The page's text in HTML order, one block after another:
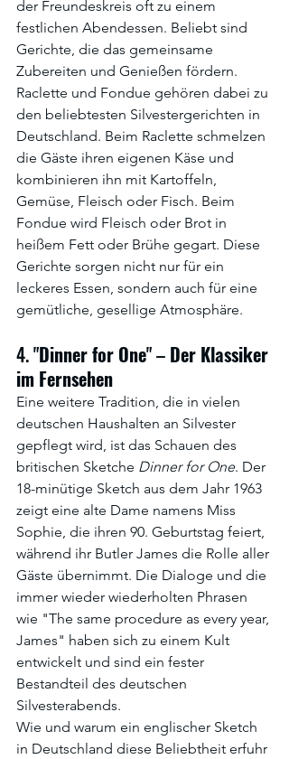
der Freundeskreis oft zu einem
festlichen Abendessen. Beliebt sind
Gerichte, die das gemeinsame
Zubereiten und Genießen fördern.
Raclette und Fondue gehören dabei zu
den beliebtesten Silvestergerichten in
Deutschland. Beim Raclette schmelzen
die Gäste ihren eigenen Käse und
kombinieren ihn mit Kartoffeln,
Gemüse, Fleisch oder Fisch. Beim
Fondue wird Fleisch oder Brot in
heißem Fett oder Brühe gegart. Diese
Gerichte sorgen nicht nur für ein
leckeres Essen, sondern auch für eine
gemütliche, gesellige Atmosphäre.
4. "Dinnerfor One" – Der Klassiker
im Fernsehen
Eine weitere Tradition, die in vielen
deutschen Haushalten an Silvester
gepflegt wird, ist das Schauen des
britischen Sketche Dinner for One. Der
18-minütige Sketch aus dem Jahr 1963
zeigt eine alte Dame namens Miss
Sophie, die ihren 90. Geburtstag feiert,
während ihr Butler James die Rolle aller
Gäste übernimmt. Die Dialoge und die
immer wieder wiederholten Phrasen
wie "The same procedure as every year,
James" haben sich zu einem Kult
entwickelt und sind ein fester
Bestandteil des deutschen
Silvesterabends.
Wie und warum ein englischer Sketch
in Deutschland diese Beliebtheit erfuhr